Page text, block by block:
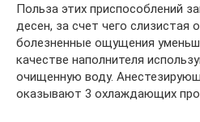
Польза этих приспособлений
десен, за счет чего слизистая
болезненные ощущения
качестве наполнителя
очищенную воду.
оказывают 3 охлаждающих